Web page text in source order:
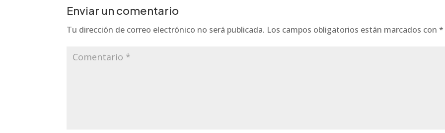
Enviar un comentario
Tu dirección de correo electrónico no será publicada. Los campos obligatorios están marcados con*